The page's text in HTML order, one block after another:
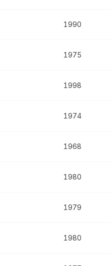
1990
1975
1998
1974
1968
1980
1979
1980